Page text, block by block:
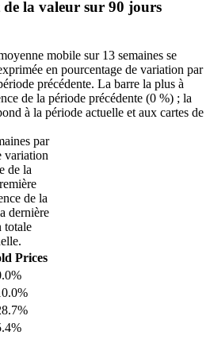
la valeur sur 90 jours
mobile sur 13 semaines se
en pourcentage de variation par
précédente. La barre la plus à
de la période précédente (0 %) ; la
à la période actuelle et aux cartes de
par
variation
de la
de la
dernière
totale
Prices